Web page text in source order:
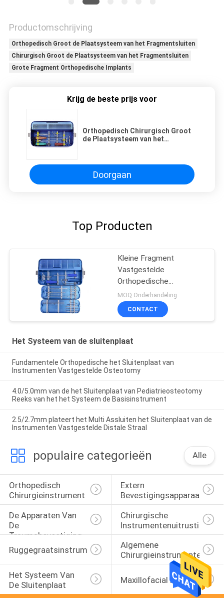
Productomschrijving
Orthopedisch Groot de Plaatsysteem van het Fragmentsluiten
Chirurgisch Groot de Plaatsysteem van het Fragmentsluiten
Grote Fragment Orthopedische Implants
Krijg de beste prijs voor
Orthopedisch Chirurgisch Groot
de Plaatsysteem van het
Doorgaan
Top Producten
Kleine Fragment
Vastgestelde
Orthopedische
Instrumenten
MOQ:Onderhandeling
CONTACT
Het Systeem van de sluitenplaat
Fundamentele Orthopedische het Sluitenplaat van
Instrumenten Vastgestelde Osteotomy
4.0/5.0mm van de het Sluitenplaat van Pediatrieosteotomy
Reeks van het het Systeem de Basisinstrument
2.5/2.7mm plateert het Multi Assluiten het Sluitenplaat van de
Instrumenten Vastgestelde Distale Straal
populaire categorieën Alle
Orthopedisch
Chirurgieinstrument
Extern
Bevestigingsapparaat
De Apparaten Van
De
Traumabevestiging
Chirurgische
Instrumentenuitrusting
RuggegraatsinstrumentenreeksAlgemene
Chirurgieinstrumenten
Het Systeem Van
De Sluitenplaat
Maxillofacial Platen